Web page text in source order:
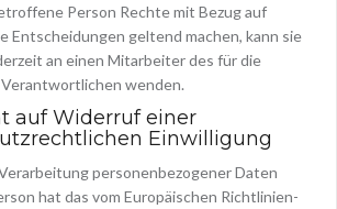
Person Rechte mit Bezug auf
Entscheidungen geltend machen, kann sie
an einen Mitarbeiter des für die
wenden.
Widerruf einer
Einwilligung
personenbezogener Daten
hat das vom Europäischen Richtlinien-